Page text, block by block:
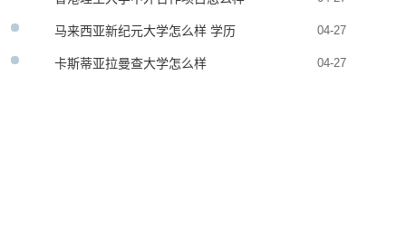
马来西亚新纪元大学怎么样 学历
承认吗
04-27
卡斯蒂亚拉曼查大学怎么样 04-27